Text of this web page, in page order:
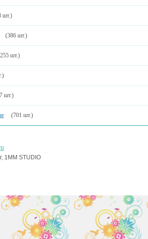
шт.)
(386 шт.)
шт.)
шт.)
(701 шт.)
1MM STUDIO